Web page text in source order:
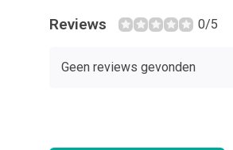
Reviews 0/5
Geen reviews gevonden